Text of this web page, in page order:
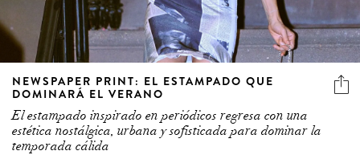
NEWSPAPER PRINT: EL ESTAMPADO QUE
DOMINARÁ EL VERANO
El estampado inspirado en periódicos regresa con una
estética nostálgica, urbana y sofisticada para dominar la
temporada cálida